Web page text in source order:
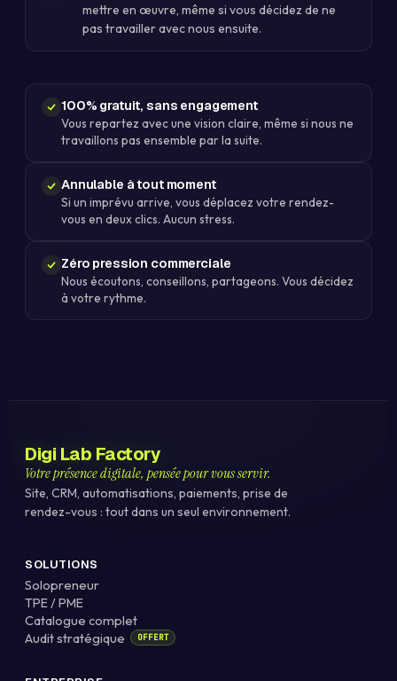
mettre en œuvre, même si vous décidez de ne
pas travailler avec nous ensuite.
100% gratuit, sans engagement
Vous repartez avec une vision claire, même si nous ne
travaillons pas ensemble par la suite.
Annulable à tout moment
Si un imprévu arrive, vous déplacez votre rendez-
vous en deux clics. Aucun stress.
Zéro pression commerciale
Nous écoutons, conseillons, partageons. Vous décidez
à votre rythme.
Digi Lab Factory
Votre présence digitale, pensée pour vous servir.
Site, CRM, automatisations, paiements, prise de
rendez-vous : tout dans un seul environnement.
SOLUTIONS
Solopreneur
TPE / PME
Catalogue complet
Audit stratégique
OFFERT